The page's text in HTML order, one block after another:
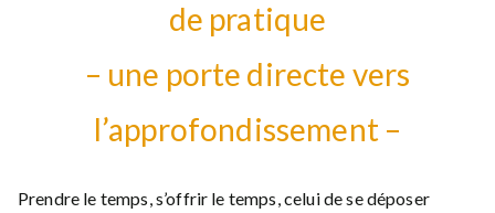
de pratique
– une porte directe vers
l’approfondissement –
Prendre le temps, s’offrir le temps, celui de se déposer